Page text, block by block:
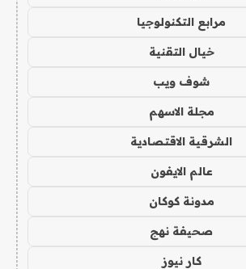
مرابع التكنولوجيا
خيال التقنية
شوف ويب
مجلة الاسهم
الشرقية الاقتصادية
عالم الايفون
مدونة كوكان
صحيفة نهج
كار نيوز